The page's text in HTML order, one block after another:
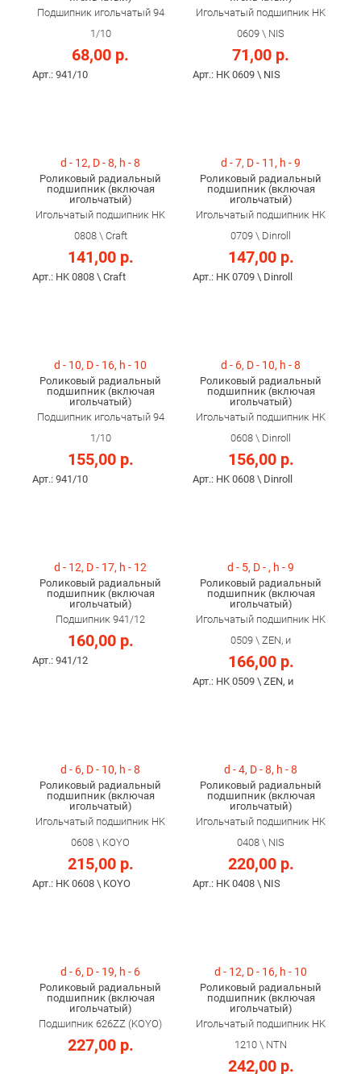
Подшипник игольчатый 94
1/10
68,00 р.
Арт.: 941/10
Игольчатый подшипник HK
0609 \ NIS
71,00 р.
Арт.: HK 0609 \ NIS
d - 12, D - 8, h - 8
Роликовый радиальный
подшипник (включая
игольчатый)
Игольчатый подшипник HK
0808 \ Craft
141,00 р.
Арт.: HK 0808 \ Craft
d - 7, D - 11, h - 9
Роликовый радиальный
подшипник (включая
игольчатый)
Игольчатый подшипник HK
0709 \ Dinroll
147,00 р.
Арт.: HK 0709 \ Dinroll
d - 10, D - 16, h - 10
Роликовый радиальный
подшипник (включая
игольчатый)
Подшипник игольчатый 94
1/10
155,00 р.
Арт.: 941/10
d - 6, D - 10, h - 8
Роликовый радиальный
подшипник (включая
игольчатый)
Игольчатый подшипник HK
0608 \ Dinroll
156,00 р.
Арт.: HK 0608 \ Dinroll
d - 12, D - 17, h - 12
Роликовый радиальный
подшипник (включая
игольчатый)
Подшипник 941/12
160,00 р.
Арт.: 941/12
d - 5, D - , h - 9
Роликовый радиальный
подшипник (включая
игольчатый)
Игольчатый подшипник HK
0509 \ ZEN, и
166,00 р.
Арт.: HK 0509 \ ZEN, и
d - 6, D - 10, h - 8
Роликовый радиальный
подшипник (включая
игольчатый)
Игольчатый подшипник HK
0608 \ KOYO
215,00 р.
Арт.: HK 0608 \ KOYO
d - 4, D - 8, h - 8
Роликовый радиальный
подшипник (включая
игольчатый)
Игольчатый подшипник HK
0408 \ NIS
220,00 р.
Арт.: HK 0408 \ NIS
d - 6, D - 19, h - 6
Роликовый радиальный
подшипник (включая
игольчатый)
Подшипник 626ZZ (KOYO)
227,00 р.
d - 12, D - 16, h - 10
Роликовый радиальный
подшипник (включая
игольчатый)
Игольчатый подшипник HK
1210 \ NTN
242,00 р.